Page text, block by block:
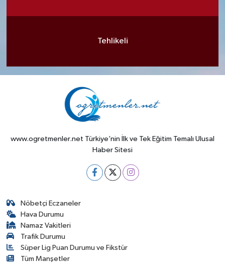
Tehlikeli
www.ogretmenler.net Türkiye’nin İlk ve Tek Eğitim Temalı Ulusal
Haber Sitesi
Nöbetçi Eczaneler
Hava Durumu
Namaz Vakitleri
Trafik Durumu
Süper Lig Puan Durumu ve Fikstür
Tüm Manşetler